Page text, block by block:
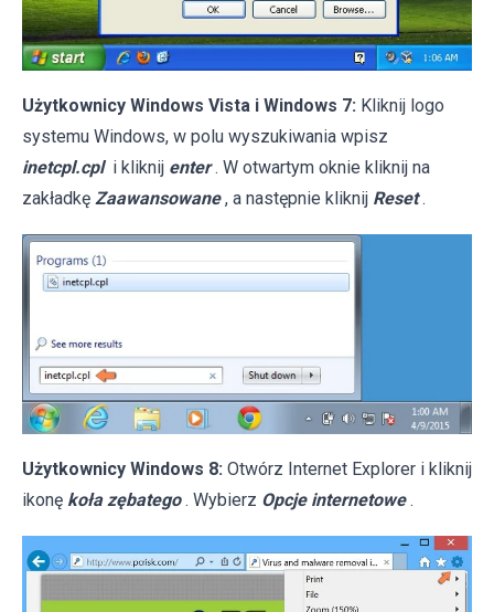
Użytkownicy Windows Vista i Windows 7: Kliknij logo
systemu Windows, w polu wyszukiwania wpisz
inetcpl.cpl i kliknij enter . W otwartym oknie kliknij na
zakładkę Zaawansowane , a następnie kliknij Reset .
Użytkownicy Windows 8: Otwórz Internet Explorer i kliknij
ikonę koła zębatego . Wybierz Opcje internetowe .